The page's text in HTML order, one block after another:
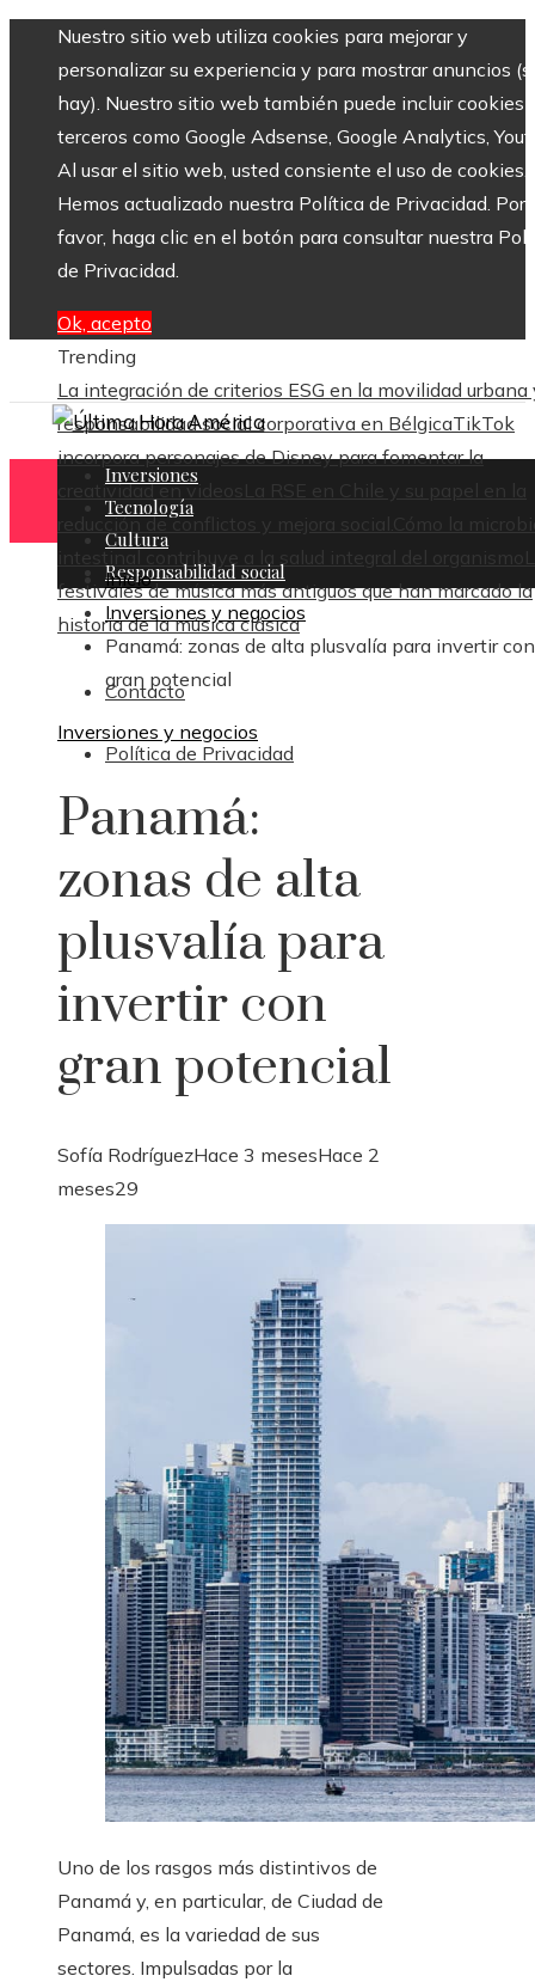
Nuestro sitio web utiliza cookies para mejorar y
personalizar su experiencia y para mostrar anuncios
hay). Nuestro sitio web también puede incluir cookies
terceros como Google Adsense, Google Analytics,
Al usar el sitio web, usted consiente el uso de cookies.
Hemos actualizado nuestra Política de Privacidad. Por
favor, haga clic en el botón para consultar nuestra
de Privacidad.
Ok, acepto
Trending
La integración de criterios ESG en la movilidad urbana
responsabilidad social corporativa en BélgicaTikTok
incorpora personajes de Disney para fomentar la
creatividad en videos
La RSE en Chile y su papel en la
reducción de conflictos y mejora social. Cómo la
intestinal contribuye a la salud integral del organismo
festivales de música más antiguos que han marcado la
historia de la música clásica
Contacto
Política de Privacidad
Inversiones
Tecnología
Cultura
Responsabilidad social
Inicio
Inversiones y negocios
Panamá: zonas de alta plusvalía para invertir con
gran potencial
Inversiones y negocios
Panamá:
zonas de alta
plusvalía para
invertir con
gran potencial
Sofía RodríguezHace 3 mesesHace 2
meses29
Uno de los rasgos más distintivos de
Panamá y, en particular, de Ciudad de
Panamá, es la variedad de sus
sectores. Impulsadas por la